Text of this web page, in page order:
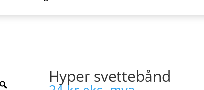
Hyper svettebånd